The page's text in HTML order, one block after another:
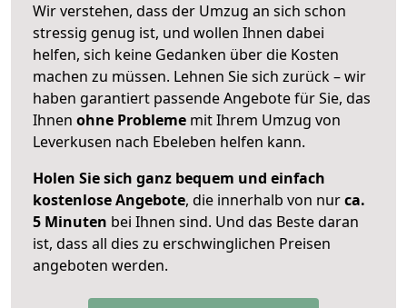
Wir verstehen, dass der Umzug an sich schon
stressig genug ist, und wollen Ihnen dabei
helfen, sich keine Gedanken über die Kosten
machen zu müssen. Lehnen Sie sich zurück – wir
haben garantiert passende Angebote für Sie, das
Ihnen ohne Probleme mit Ihrem Umzug von
Leverkusen nach Ebeleben helfen kann.
Holen Sie sich ganz bequem und einfach
kostenlose Angebote, die innerhalb von nurca.
5 Minuten bei Ihnen sind. Und das Beste daran
ist, dass all dies zu erschwinglichen Preisen
angeboten werden.